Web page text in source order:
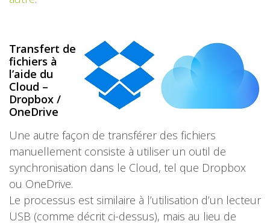
Transfert de
fichiers à
l’aide du
Cloud –
Dropbox /
OneDrive
Une autre façon de transférer des fichiers
manuellement consiste à utiliser un outil de
synchronisation dans le Cloud, tel que Dropbox
ou OneDrive.
Le processus est similaire à l’utilisation d’un lecteur
USB (comme décrit ci-dessus), mais au lieu de